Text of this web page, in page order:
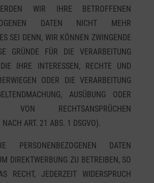
WIR IHRE BETROFFENEN
DATEN NICHT MEHR
SEI DENN, WIR KÖNNEN ZWINGENDE
GRÜNDE FÜR DIE VERARBEITUNG
IHRE INTERESSEN, RECHTE UND
ODER DIE VERARBEITUNG
AUSÜBUNG ODER
VON RECHTSANSPRÜCHEN
NACH ART. 21 ABS. 1 DSGVO).
PERSONENBEZOGENEN DATEN
DIREKTWERBUNG ZU BETREIBEN, SO
RECHT, JEDERZEIT WIDERSPRUCH